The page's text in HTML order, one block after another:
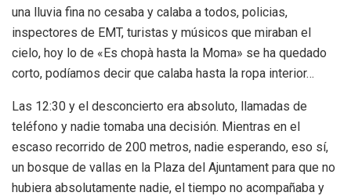
una lluvia fina no cesaba y calaba a todos, policias,
inspectores de EMT, turistas y músicos que miraban el
cielo, hoy lo de «Es chopà hasta la Moma» se ha quedado
corto, podíamos decir que calaba hasta la ropa interior…
Las 12:30 y el desconcierto era absoluto, llamadas de
teléfono y nadie tomaba una decisión. Mientras en el
escaso recorrido de 200 metros, nadie esperando, eso sí,
un bosque de vallas en la Plaza del Ajuntament para que no
hubiera absolutamente nadie, el tiempo no acompañaba y